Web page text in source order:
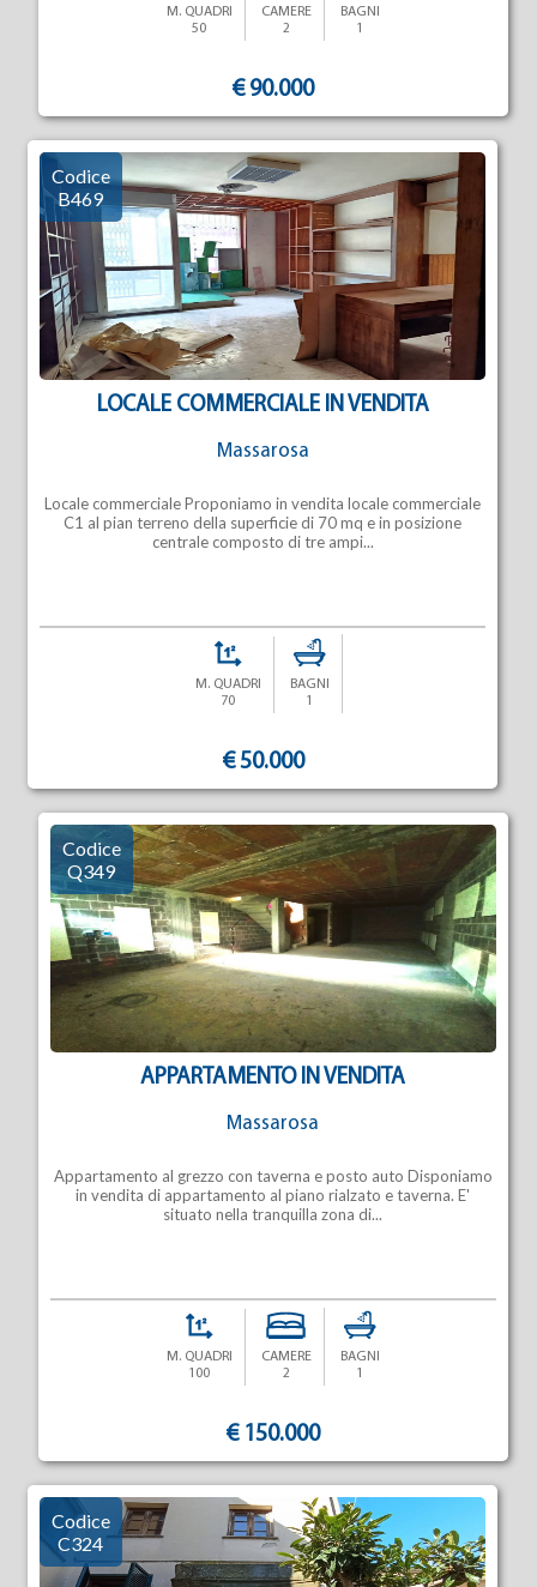
M. QUADRI
50
CAMERE
2
BAGNI
1
€ 90.000
LOCALE COMMERCIALE IN VENDITA
Massarosa
Codice
B469
Locale commerciale Proponiamo in vendita locale commerciale
C1 al pian terreno della superficie di 70 mq e in posizione
centrale composto di tre ampi...
M. QUADRI
70
BAGNI
1
€ 50.000
APPARTAMENTO IN VENDITA
Massarosa
Codice
Q349
Appartamento al grezzo con taverna e posto auto Disponiamo
in vendita di appartamento al piano rialzato e taverna. E'
situato nella tranquilla zona di...
M. QUADRI
100
CAMERE
2
BAGNI
1
€ 150.000
Codice
C324